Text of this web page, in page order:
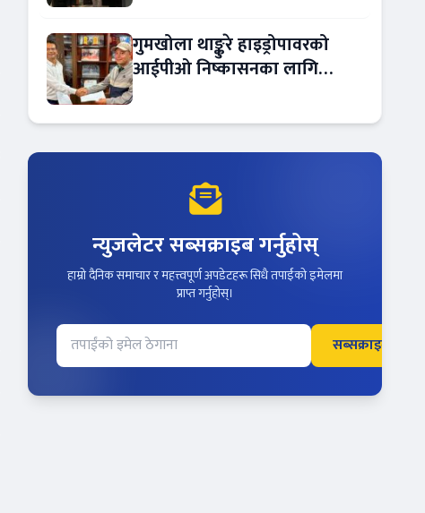
गुमखोला थाङ्कुरे हाइड्रोपावरको
आईपीओ निष्कासनका लागि
न्युजलेटर सब्सक्राइब गर्नुहोस्
हाम्रो दैनिक समाचार र महत्त्वपूर्ण अपडेटहरू सिधै तपाईंको इमेलमा
प्राप्त गर्नुहोस्।
सब्सक्राइब